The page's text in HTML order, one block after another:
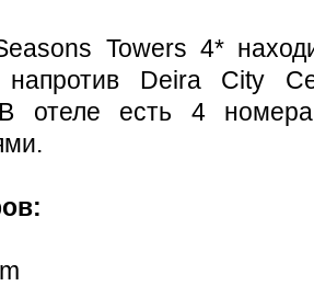
Towers 4*
напротив Deira City
В отеле есть 4